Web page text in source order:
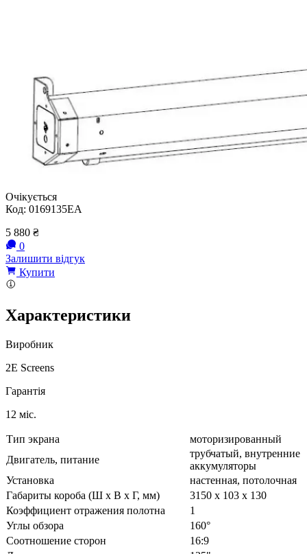
Очікується
Код: 0169135EA
5 880 ₴
0
Залишити відгук
Купити
Характеристики
Виробник
2E Screens
Гарантія
12 міс.
Тип экрана
моторизированный
Двигатель, питание
трубчатый, внутренние
аккумуляторы
Установка
настенная, потолочная
Габариты короба (Ш х В х Г, мм)
3150 x 103 x 130
Коэффициент отражения полотна
1
Углы обзора
160°
Соотношение сторон
16:9